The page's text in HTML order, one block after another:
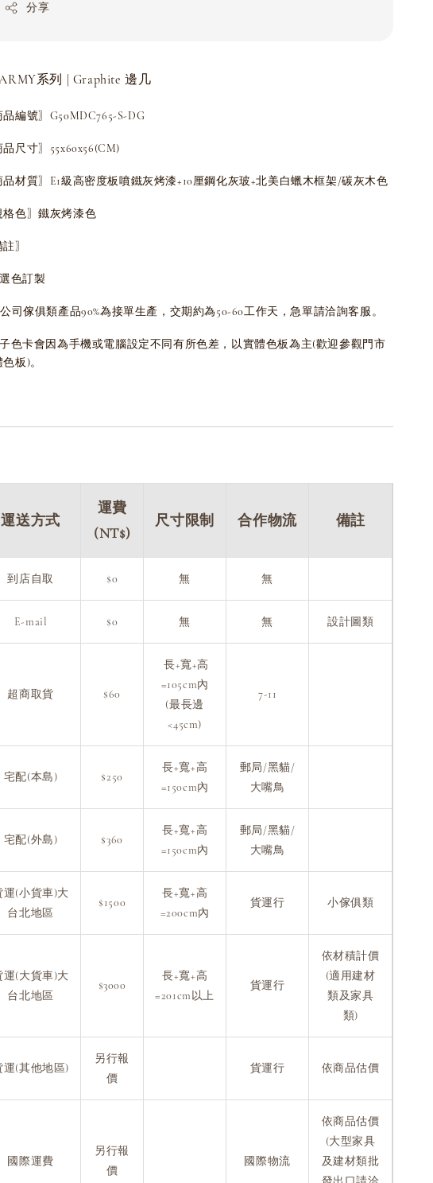
分享
系列 | Graphite 邊几
品編號〗G50MDC765-S-DG
品尺寸〗55x60x56(CM)
品材質〗E1級高密度板噴鐵灰烤漆+10厘鋼化灰玻+北美白蠟木框架/碳灰木色
格色〗鐵灰烤漆色
〗
色訂製
司傢俱類產品90%為接單生產，交期約為50-60工作天，急單請洽詢客服。
色卡會因為手機或電腦設定不同有所色差，以實體色板為主(歡迎參觀門市
板)。
運送方式
運費
(NT$)
尺寸限制 合作物流 備註
到店自取 $0 無 無
E-mail $0 無 無 設計圖類
超商取貨 $60
長+寬+高
=105cm內
(最長邊
<45cm)
7-11
宅配(本島) $250
長+寬+高
=150cm內
郵局/黑貓/
大嘴鳥
宅配(外島) $360
長+寬+高
=150cm內
郵局/黑貓/
大嘴鳥
運(小貨車)大
台北地區
$1500
長+寬+高
=200cm內
貨運行 小傢俱類
運(大貨車)大
台北地區
$3000
長+寬+高
=201cm以上
貨運行
依材積計價
(適用建材
類及家具
類)
運(其他地區)
另行報
價
貨運行 依商品估價
國際運費
另行報
價
國際物流
依商品估價
(大型家具
及建材類批